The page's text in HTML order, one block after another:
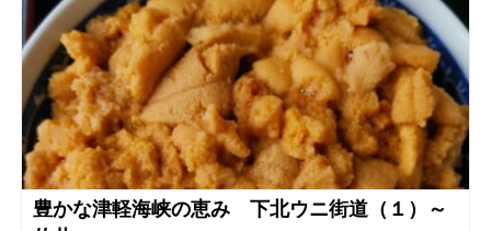
豊かな津軽海峡の恵み 下北ウニ街道（１）～